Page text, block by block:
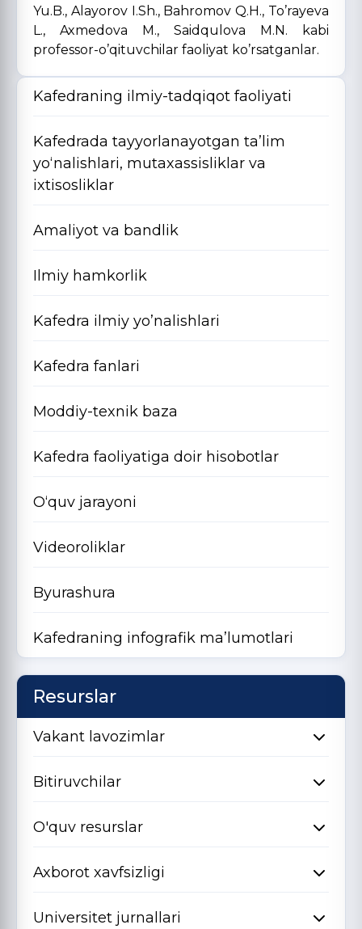
Yu.B., Alayorov I.Sh., Bahromov Q.H., To’rayeva
L., Axmedova M., Saidqulova M.N. kabi
professor-o’qituvchilar faoliyat ko’rsatganlar.
Kafedraning ilmiy-tadqiqot faoliyati
Kafedrada tayyorlanayotgan ta’lim
yo‘nalishlari, mutaxassisliklar va
ixtisosliklar
Amaliyot va bandlik
Ilmiy hamkorlik
Kafedra ilmiy yo’nalishlari
Kafedra fanlari
Moddiy-texnik baza
Kafedra faoliyatiga doir hisobotlar
O‘quv jarayoni
Videoroliklar
Byurashura
Kafedraning infografik ma’lumotlari
Resurslar
Vakant lavozimlar
Bitiruvchilar
O'quv resurslar
Axborot xavfsizligi
Universitet jurnallari